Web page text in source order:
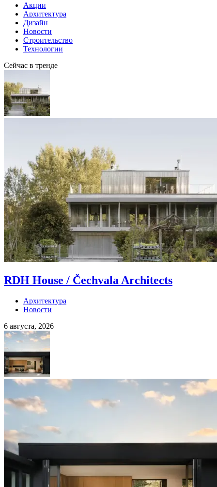
Акции
Архитектура
Дизайн
Новости
Строительство
Технологии
Сейчас в тренде
RDH House / Čechvala Architects
Архитектура
Новости
6 августа, 2026